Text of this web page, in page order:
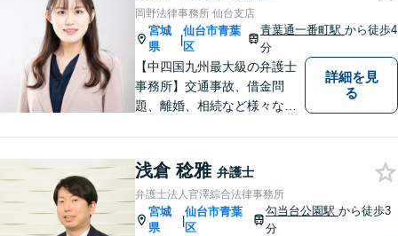
岡野法律事務所 仙台支店
宮城
県
|
仙台市青葉
区
青葉通一番町駅から徒歩4
分
【中四国九州最大級の弁護士
事務所】交通事故、借金問
題、離婚、相続など様々な問
まずはお気軽にご相談くださ
い！
詳細を見
る
浅倉 稔雅 弁護士
弁護士法人官澤綜合法律事務所
宮城
県
|
仙台市青葉
区
勾当台公園駅から徒歩3
分